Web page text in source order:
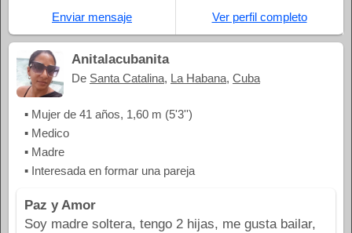
Enviar mensaje Ver perfil completo
Anitalacubanita
De Santa Catalina, La Habana, Cuba
▪ Mujer de 41 años, 1,60 m (5'3'')
▪ Medico
▪ Madre
▪ Interesada en formar una pareja
Paz y Amor
Soy madre soltera, tengo 2 hijas, me gusta bailar,